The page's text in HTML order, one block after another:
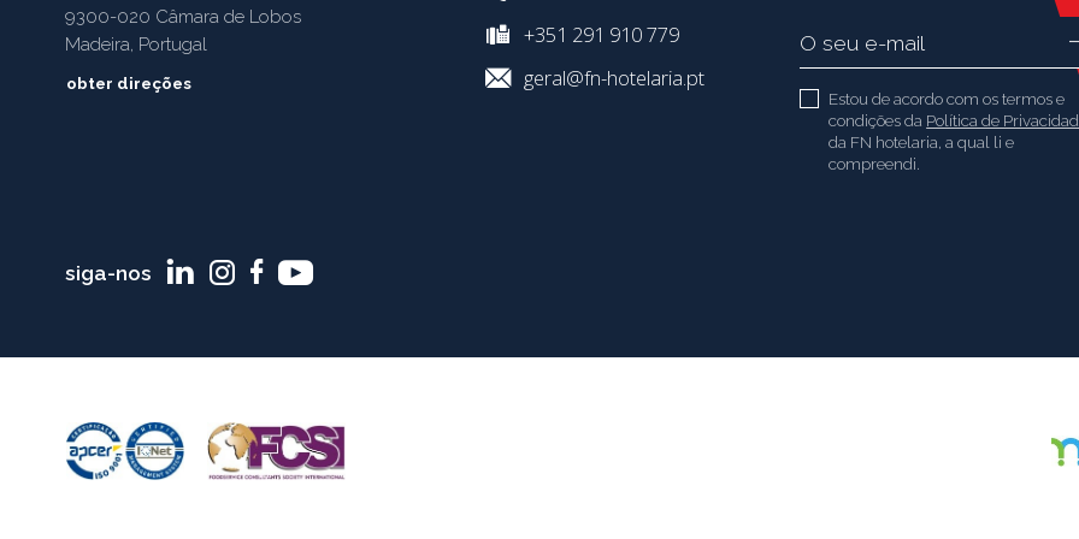
9300-020 Câmara de Lobos
Madeira, Portugal
obter direções
+351 291 910 779
geral@fn-hotelaria.pt
Estou de acordo com os termos e
condições da Política de
da FN hotelaria, a qual li e
compreendi.
siga-nos